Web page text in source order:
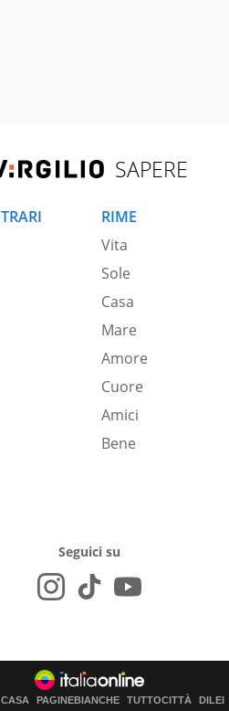
SAPERE
RIME
Vita
Sole
Casa
Mare
Amore
Cuore
Amici
Bene
Seguici su
PAGINEBIANCHE TUTTOCITTÀ DILEI